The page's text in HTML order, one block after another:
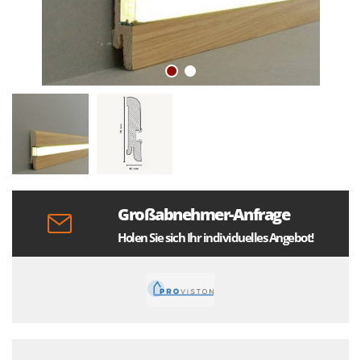
Großabnehmer-Anfrage
Holen Sie sich Ihr individuelles Angebot!